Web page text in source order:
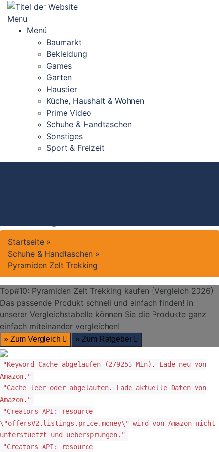
Skip
content
Menu
Menü
Baumarkt
Bekleidung
Games
Garten
Haustier
Küche, Haushalt & Wohnen
Prime Video
Schuhe & Handtaschen
Sonstiges
Sport & Freizeit
Startseite »
Schuhe & Handtaschen »
Pyramiden Zelt Trekking
Top#10: Pyramiden Zelt Trekking kaufen (Vergleich 2026)
Das passende Produkt schnell und einfach finden! In
unserer Vergleichstabelle können Sie die Produkte ganz
einfach miteinander vergleichen!
» Zum Vergleich » Zum Ratgeber
"Keyword-Cache abgelaufen (279253 Min). Lade neu von
Amazon."
"Cache leer oder abgelaufen. Lade aktuelle Daten von
Amazon."
"Creators API: resource
\"offersV2.listings.price.money\" wird von Amazon nicht
unterstuetzt und uebersprungen."
"Creators API: resource